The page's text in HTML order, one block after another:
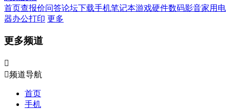
首页查报价问答论坛下载手机笔记本游戏硬件数码影音家用电
器办公打印 更多
更多频道

频道导航
首页
手机